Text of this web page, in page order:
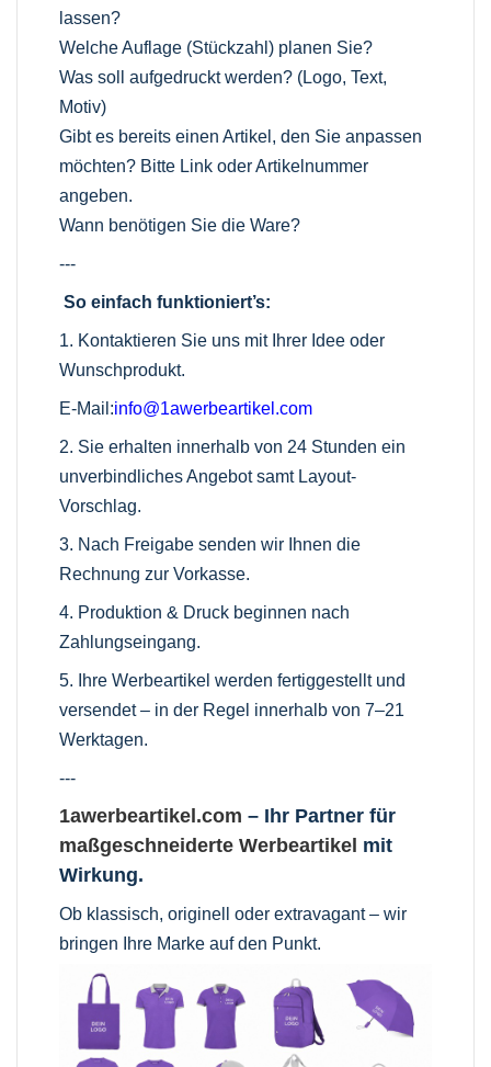
lassen?
Welche Auflage (Stückzahl) planen Sie?
Was soll aufgedruckt werden? (Logo, Text,
Motiv)
Gibt es bereits einen Artikel, den Sie anpassen
möchten? Bitte Link oder Artikelnummer
angeben.
Wann benötigen Sie die Ware?
---
So einfach funktioniert’s:
1. Kontaktieren Sie uns mit Ihrer Idee oder
Wunschprodukt.
E-Mail:info@1awerbeartikel.com
2. Sie erhalten innerhalb von 24 Stunden ein
unverbindliches Angebot samt Layout-
Vorschlag.
3. Nach Freigabe senden wir Ihnen die
Rechnung zur Vorkasse.
4. Produktion & Druck beginnen nach
Zahlungseingang.
5. Ihre Werbeartikel werden fertiggestellt und
versendet – in der Regel innerhalb von 7–21
Werktagen.
---
1awerbeartikel.com – Ihr Partner für
maßgeschneiderte Werbeartikel mit
Wirkung.
Ob klassisch, originell oder extravagant – wir
bringen Ihre Marke auf den Punkt.